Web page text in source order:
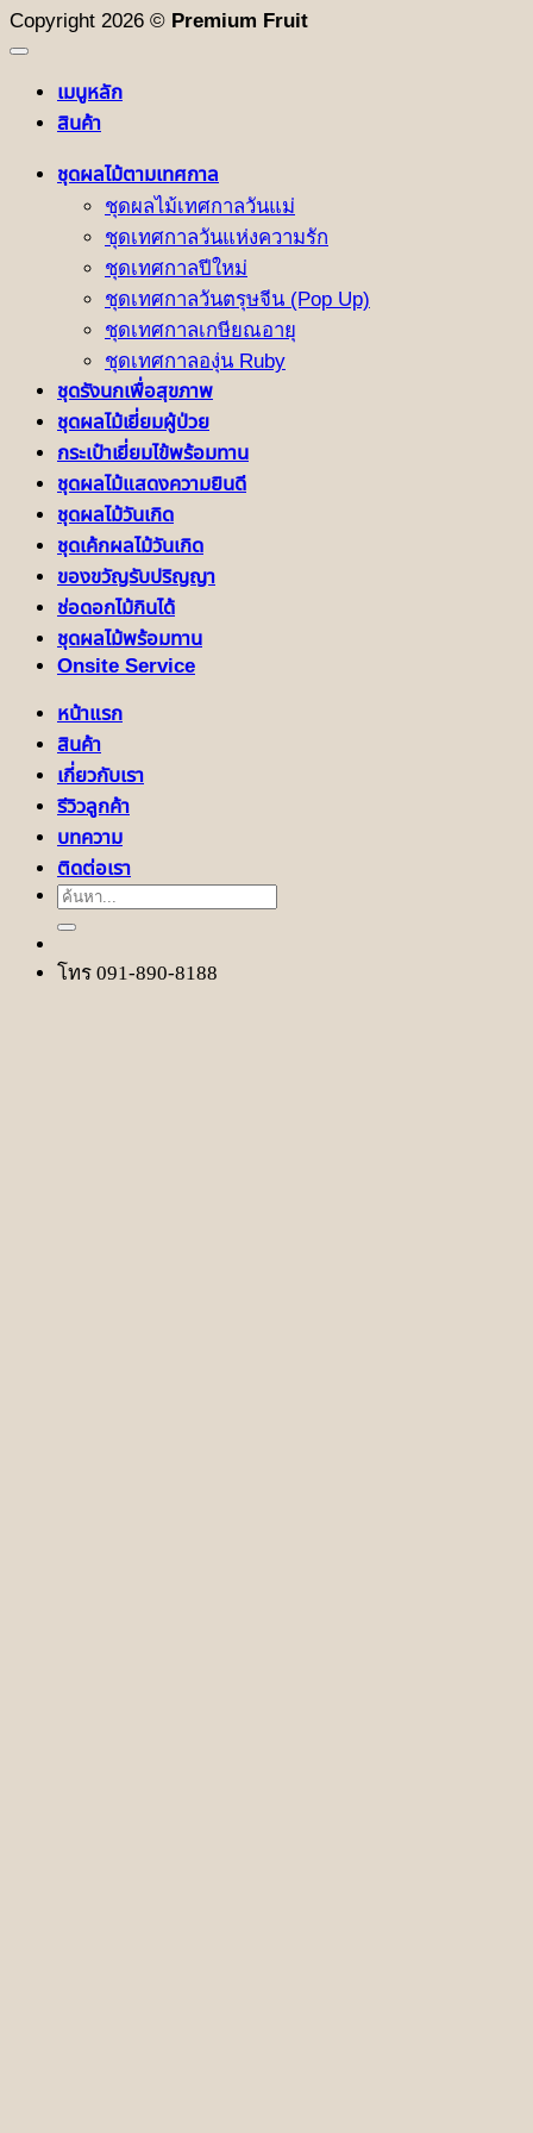
Copyright 2026 © Premium Fruit
เมนูหลัก
สินค้า
ชุดผลไม้ตามเทศกาล
ชุดผลไม้เทศกาลวันแม่
ชุดเทศกาลวันแห่งความรัก
ชุดเทศกาลปีใหม่
ชุดเทศกาลวันตรุษจีน (Pop Up)
ชุดเทศกาลเกษียณอายุ
ชุดเทศกาลองุ่น Ruby
ชุดรังนกเพื่อสุขภาพ
ชุดผลไม้เยี่ยมผู้ป่วย
กระเป๋าเยี่ยมไข้พร้อมทาน
ชุดผลไม้แสดงความยินดี
ชุดผลไม้วันเกิด
ชุดเค้กผลไม้วันเกิด
ของขวัญรับปริญญา
ช่อดอกไม้กินได้
ชุดผลไม้พร้อมทาน
Onsite Service
หน้าแรก
สินค้า
เกี่ยวกับเรา
รีวิวลูกค้า
บทความ
ติดต่อเรา
ค้นหา:
โทร 091-890-8188